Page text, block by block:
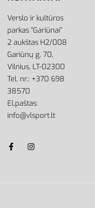
Verslo ir kultūros
parkas “Gariūnai”
2 aukštas H2/008
Gariūnų g. 70,
Vilnius, LT-02300
Tel. nr.: +370 698
38570
El.paštas:
info@vlsport.lt